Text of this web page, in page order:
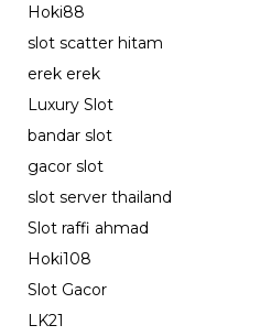
Hoki88
slot scatter hitam
erek erek
Luxury Slot
bandar slot
gacor slot
slot server thailand
Slot raffi ahmad
Hoki108
Slot Gacor
LK21